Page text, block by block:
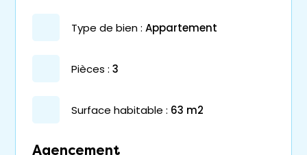
type de bien : appartement
pièces : 3
surface habitable : 63 m2
Agencement